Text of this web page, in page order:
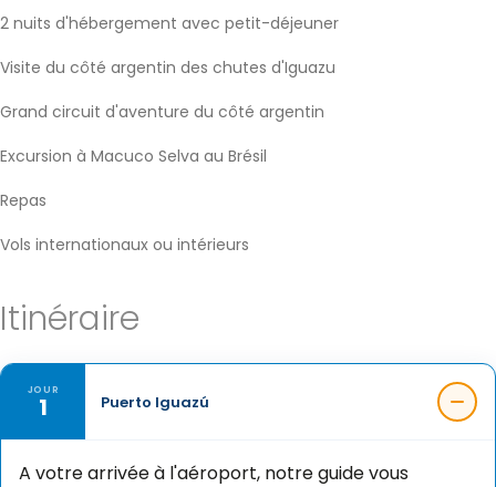
2 nuits d'hébergement avec petit-déjeuner
Visite du côté argentin des chutes d'Iguazu
Grand circuit d'aventure du côté argentin
Excursion à Macuco Selva au Brésil
Repas
Vols internationaux ou intérieurs
Itinéraire
JOUR
1 Puerto Iguazú
A votre arrivée à l'aéroport, notre guide vous